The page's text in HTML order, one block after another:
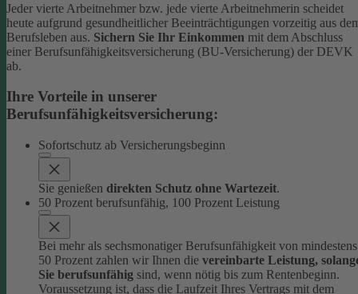
Jeder vierte Arbeitnehmer bzw. jede vierte Arbeitnehmerin scheidet
heute aufgrund gesundheitlicher Beeinträchtigungen vorzeitig aus
Berufsleben aus. Sichern Sie Ihr Einkommen mit dem Abschluss
einer Berufsunfähigkeitsversicherung (BU-Versicherung) der DEVK
ab.
Ihre Vorteile in unserer
Berufsunfähigkeitsversicherung:
Sofortschutz ab Versicherungsbeginn
Sie genießen direkten Schutz ohne Wartezeit.
50 Prozent berufsunfähig, 100 Prozent Leistung
Bei mehr als sechsmonatiger Berufsunfähigkeit von mindestens
50 Prozent zahlen wir Ihnen die vereinbarte Leistung,
Sie berufsunfähig sind, wenn nötig bis zum Rentenbeginn.
Voraussetzung ist, dass die Laufzeit Ihres Vertrags mit dem